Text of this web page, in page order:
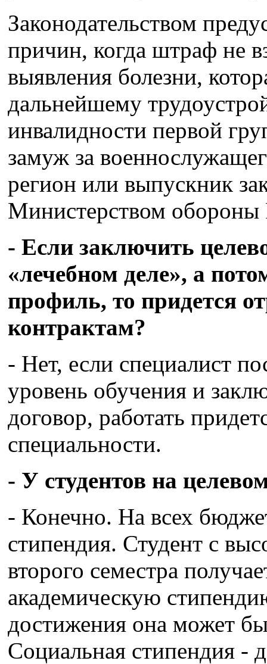
Законодательством
причин, когда штраф не
выявления болезни,
дальнейшему
инвалидности первой
замуж за
регион или выпускник
Министерством
- Если заключить
«лечебном деле», а
профиль, то придется
контрактам?
- Нет, если специалист
уровень обучения и
договор, работать
специальности.
- У студентов на
- Конечно. На всех
стипендия. Студент с
второго семестра
академическую
достижения она может
Социальная стипендия -